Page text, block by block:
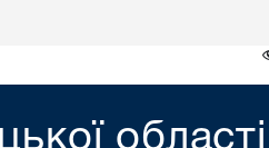
області